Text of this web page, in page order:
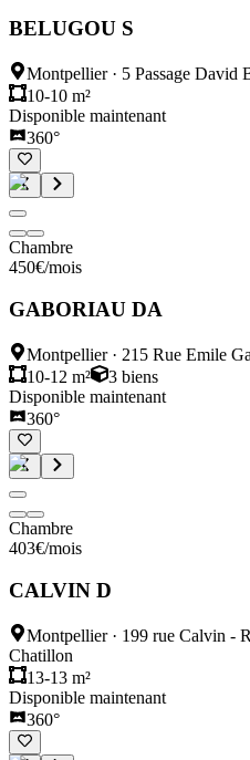
BELUGOU S
Montpellier· 5 Passage David
10-10 m²
Disponible maintenant
360°
Chambre
450€/mois
GABORIAU DA
Montpellier· 215 Rue Emile
10-12 m²
3 biens
Disponible maintenant
360°
Chambre
403€/mois
CALVIN D
Montpellier· 199 rue Calvin -
Chatillon
13-13 m²
Disponible maintenant
360°